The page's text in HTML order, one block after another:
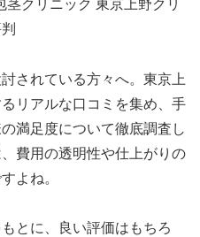
クリニック 東京上野クリ
されている方々へ。東京上
リアルな口コミを集め、手
満足度について徹底調査し
費用の透明性や仕上がりの
よね。
とに、良い評価はもちろ